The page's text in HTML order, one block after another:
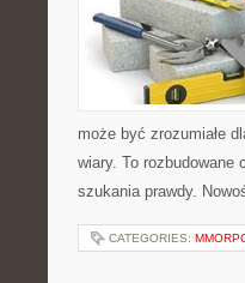
może być zrozumiałe
wiary. To rozbudowane
szukania prawdy.
CATEGORIES: